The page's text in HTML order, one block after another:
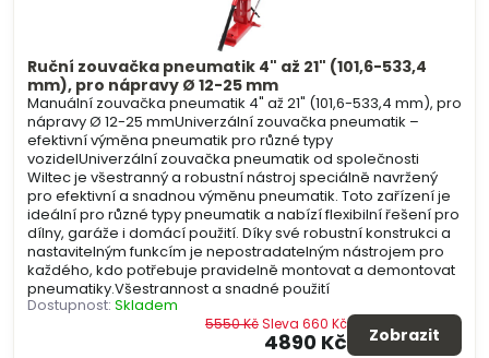
Ruční zouvačka pneumatik 4" až 21" (101,6-533,4
mm), pro nápravy Ø 12-25 mm
Manuální zouvačka pneumatik 4" až 21" (101,6-533,4 mm), pro
nápravy Ø 12-25 mmUniverzální zouvačka pneumatik –
efektivní výměna pneumatik pro různé typy
vozidelUniverzální zouvačka pneumatik od společnosti
Wiltec je všestranný a robustní nástroj speciálně navržený
pro efektivní a snadnou výměnu pneumatik. Toto zařízení je
ideální pro různé typy pneumatik a nabízí flexibilní řešení pro
dílny, garáže i domácí použití. Díky své robustní konstrukci a
nastavitelným funkcím je nepostradatelným nástrojem pro
každého, kdo potřebuje pravidelně montovat a demontovat
pneumatiky.Všestrannost a snadné použití
Dostupnost: Skladem
4890 Kč
5550 KčSleva 660 Kč
Zobrazit